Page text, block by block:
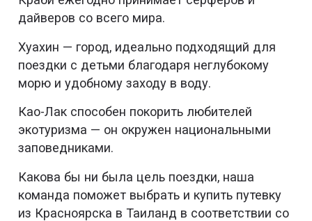
дайверов со всего мира.
Хуахин — город, идеально подходящий для
поездки с детьми благодаря неглубокому
морю и удобному заходу в воду.
Као-Лак способен покорить любителей
экотуризма — он окружен национальными
заповедниками.
Какова бы ни была цель поездки, наша
команда поможет выбрать и купить путевку
из Красноярска в Таиланд в соответствии со